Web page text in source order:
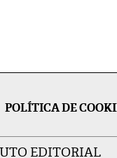
POLÍTICA DE
EDITORIAL